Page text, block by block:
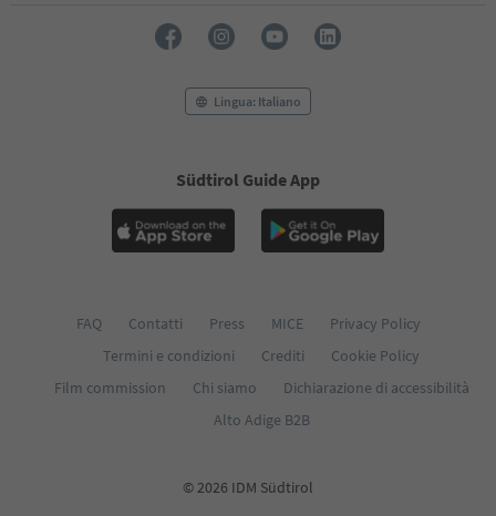
Lingua: Italiano
Südtirol Guide App
FAQ Contatti Press MICE
Privacy Policy
Termini e condizioni
Crediti
Cookie Policy
Film commission
Chi siamo
Dichiarazione di accessibilità
Alto Adige B2B
© 2026 IDM Südtirol